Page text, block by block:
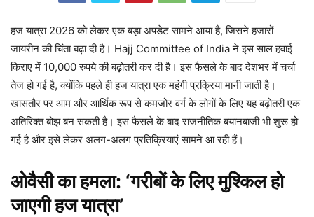
हज यात्रा 2026 को लेकर एक बड़ा अपडेट सामने आया है, जिसने हजारों
जायरीन की चिंता बढ़ा दी है। Hajj Committee of India ने इस साल हवाई
किराए में 10,000 रुपये की बढ़ोतरी कर दी है। इस फैसले के बाद देशभर में चर्चा
तेज हो गई है, क्योंकि पहले ही हज यात्रा एक महंगी प्रक्रिया मानी जाती है।
खासतौर पर आम और आर्थिक रूप से कमजोर वर्ग के लोगों के लिए यह बढ़ोतरी एक
अतिरिक्त बोझ बन सकती है। इस फैसले के बाद राजनीतिक बयानबाजी भी शुरू हो
गई है और इसे लेकर अलग-अलग प्रतिक्रियाएं सामने आ रही हैं।
ओवैसी का हमला: ‘गरीबों के लिए मुश्किल हो
जाएगी हज यात्रा’